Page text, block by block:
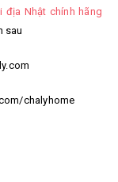
địa Nhật chính hãng
sau
chalyhome